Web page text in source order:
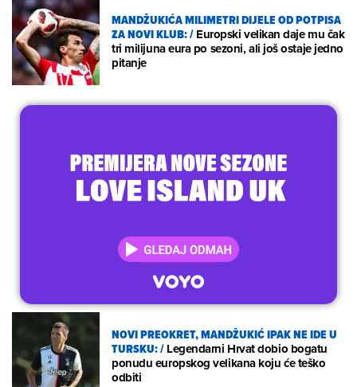
MANDŽUKIĆA MILIMETRI DIJELE OD POTPISA
ZA NOVI KLUB:/Europski velikan daje mu čak
tri milijuna eura po sezoni, ali još ostaje jedno
pitanje
NOVI PREOKRET, MANDŽUKIĆ IPAK NE IDE U
TURSKU:/Legendarni Hrvat dobio bogatu
ponudu europskog velikana koju će teško
odbiti